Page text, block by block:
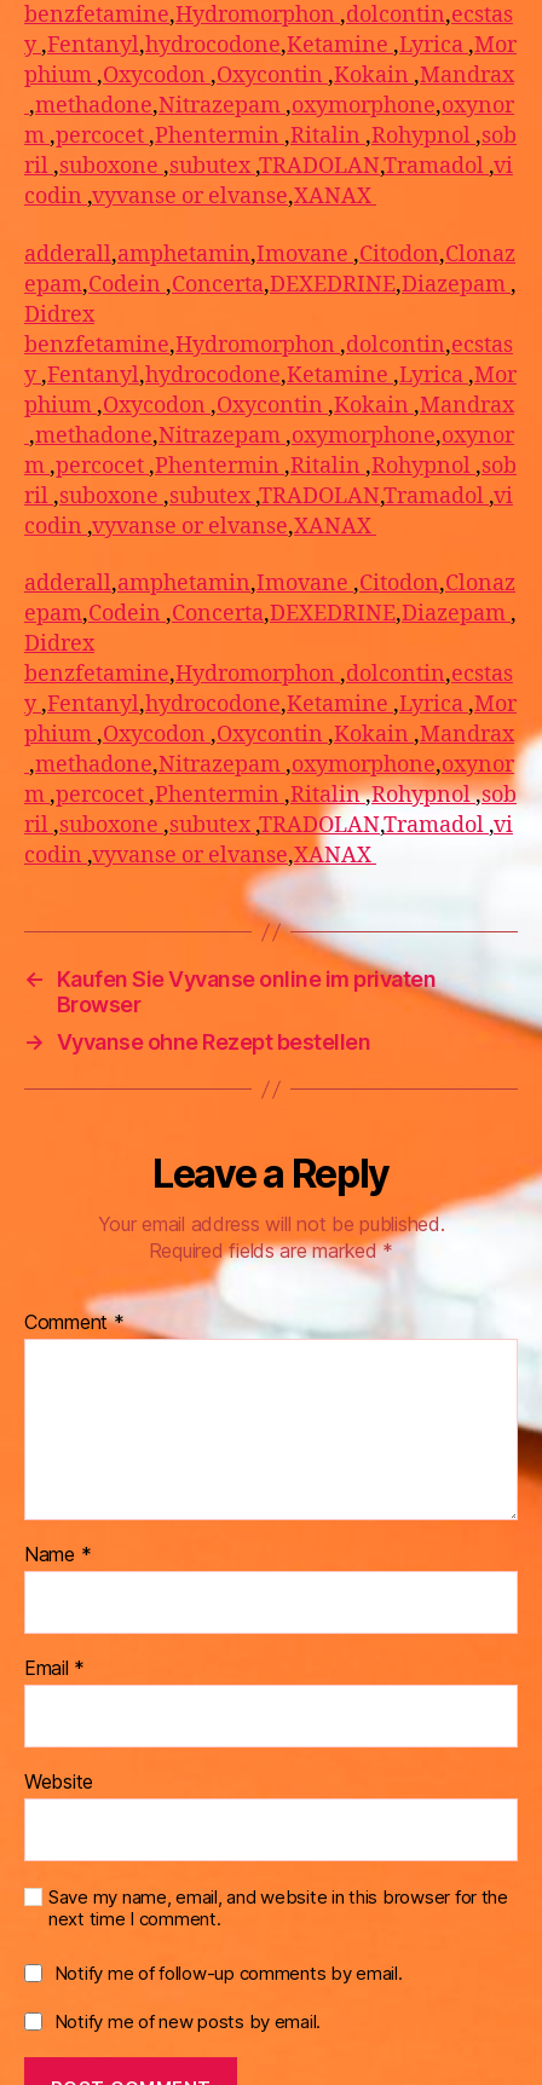
benzfetamine,Hydromorphon ,dolcontin,ecstas
y ,Fentanyl,hydrocodone,Ketamine ,Lyrica ,Mor
phium ,Oxycodon ,Oxycontin ,Kokain ,Mandrax
,methadone,Nitrazepam ,oxymorphone,oxynor
m ,percocet ,Phentermin ,Ritalin ,Rohypnol ,sob
ril ,suboxone ,subutex,TRADOLAN,Tramadol ,vi
codin ,vyvanse or elvanse,XANAX
adderall,amphetamin,Imovane ,Citodon,Clonaz
epam,Codein ,Concerta,DEXEDRINE,Diazepam ,
Didrex
benzfetamine,Hydromorphon ,dolcontin,ecstas
y ,Fentanyl,hydrocodone,Ketamine ,Lyrica ,Mor
phium ,Oxycodon ,Oxycontin ,Kokain ,Mandrax
,methadone,Nitrazepam ,oxymorphone,oxynor
m ,percocet ,Phentermin ,Ritalin ,Rohypnol ,sob
ril ,suboxone ,subutex,TRADOLAN,Tramadol ,vi
codin ,vyvanse or elvanse,XANAX
adderall,amphetamin,Imovane ,Citodon,Clonaz
epam,Codein ,Concerta,DEXEDRINE,Diazepam ,
Didrex
benzfetamine,Hydromorphon ,dolcontin,ecstas
y ,Fentanyl,hydrocodone,Ketamine ,Lyrica ,Mor
phium ,Oxycodon ,Oxycontin ,Kokain ,Mandrax
,methadone,Nitrazepam ,oxymorphone,oxynor
m ,percocet ,Phentermin ,Ritalin,Rohypnol,sob
ril ,suboxone ,subutex,TRADOLAN,Tramadol ,vi
codin ,vyvanse or elvanse,XANAX
←
Kaufen Sie Vyvanse online im privaten
Browser
→ Vyvanse ohne Rezept bestellen
Leave a Reply
Your email address will not be published.
Required fields are marked*
Comment*
Name *
Email *
Website
Save my name, email, and website in this browser for the
next time I comment.
Notify me of follow-up comments by email.
Notify me of new posts by email.